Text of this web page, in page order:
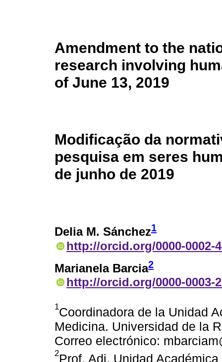
Amendment to the
research involving
of June 13, 2019
Modificação da
pesquisa em seres
de junho de 2019
Delia M. Sánchez1
http://orcid.org/0000-0002-
Marianela Barcia2
http://orcid.org/0000-0003-
1Coordinadora de la Unidad
Medicina. Universidad de la
Correo electrónico:
2Prof. Adj. Unidad